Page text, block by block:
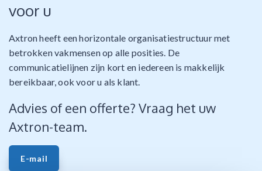
voor u
Axtron heeft een horizontale organisatiestructuur met
betrokken vakmensen op alle posities. De
communicatielijnen zijn kort en iedereen is makkelijk
bereikbaar, ook voor u als klant.
Advies of een offerte? Vraag het uw
Axtron-team.
E-mail